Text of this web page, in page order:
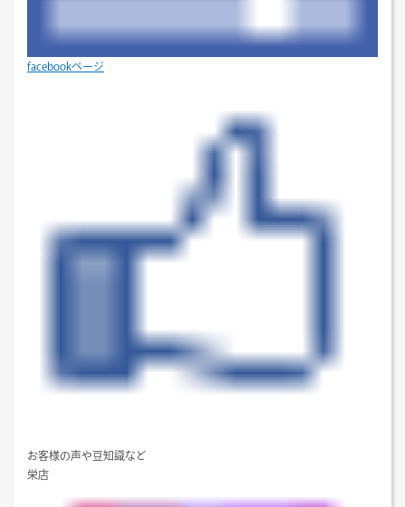
facebookページ
お客様の声や豆知識など
栄店